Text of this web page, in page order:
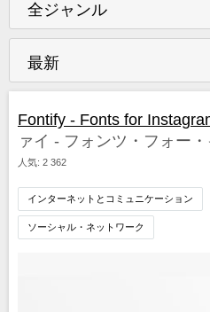
全ジャンル
最新
Fontify - Fonts for
ァイ - フォンツ・フォー
人気: 2 362
インターネットとコミュニケーション
ソーシャル・ネットワーク